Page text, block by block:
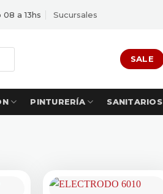
a 13hs Sucursales
SALE
PINTURERÍA SANITARIOS